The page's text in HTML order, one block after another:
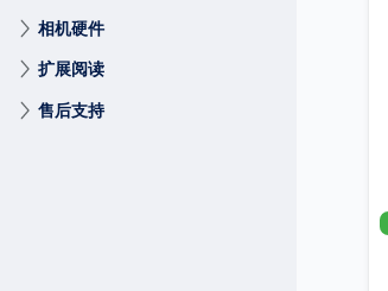
相机硬件
扩展阅读
售后支持